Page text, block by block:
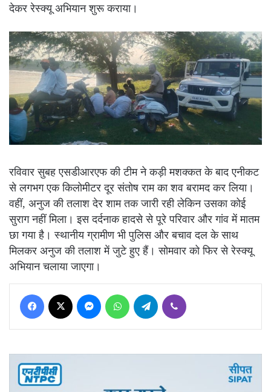
देकर रेस्क्यू अभियान शुरू कराया।
रविवार सुबह एसडीआरएफ की टीम ने कड़ी मशक्कत के बाद एनीकट
से लगभग एक किलोमीटर दूर संतोष राम का शव बरामद कर लिया।
वहीं, अनुज की तलाश देर शाम तक जारी रही लेकिन उसका कोई
सुराग नहीं मिला। इस दर्दनाक हादसे से पूरे परिवार और गांव में मातम
छा गया है। स्थानीय ग्रामीण भी पुलिस और बचाव दल के साथ
मिलकर अनुज की तलाश में जुटे हुए हैं। सोमवार को फिर से रेस्क्यू
अभियान चलाया जाएगा।
Facebook Messenger WhatsApp Telegram